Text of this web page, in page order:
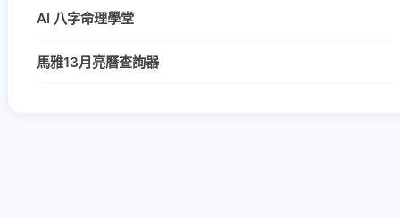
AI 八字命理學堂
馬雅13月亮曆查詢器